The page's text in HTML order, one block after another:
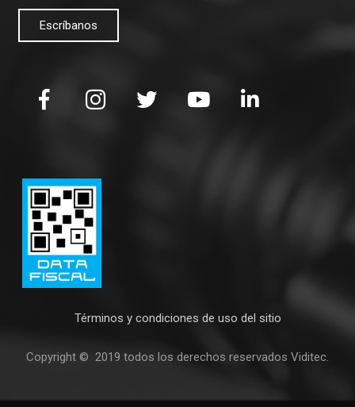
Escríbanos
Términos y condiciones de uso del sitio
Copyright © 2019 todos los derechos reservados Viditec.